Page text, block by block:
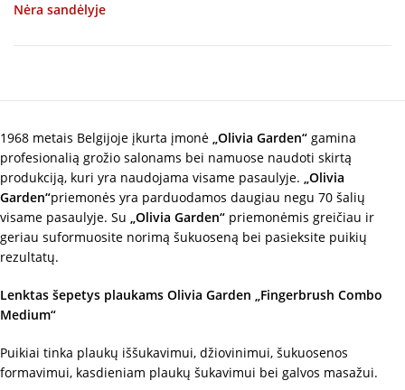
Nėra sandėlyje
1968 metais Belgijoje įkurta įmonė „Olivia Garden“ gamina
profesionalią grožio salonams bei namuose naudoti skirtą
produkciją, kuri yra naudojama visame pasaulyje. „Olivia
Garden“priemonės yra parduodamos daugiau negu 70 šalių
visame pasaulyje. Su „Olivia Garden“ priemonėmis greičiau ir
geriau suformuosite norimą šukuoseną bei pasieksite puikių
rezultatų.
Lenktas šepetys plaukams Olivia Garden „Fingerbrush Combo
Medium“
Puikiai tinka plaukų iššukavimui, džiovinimui, šukuosenos
formavimui, kasdieniam plaukų šukavimui bei galvos masažui.